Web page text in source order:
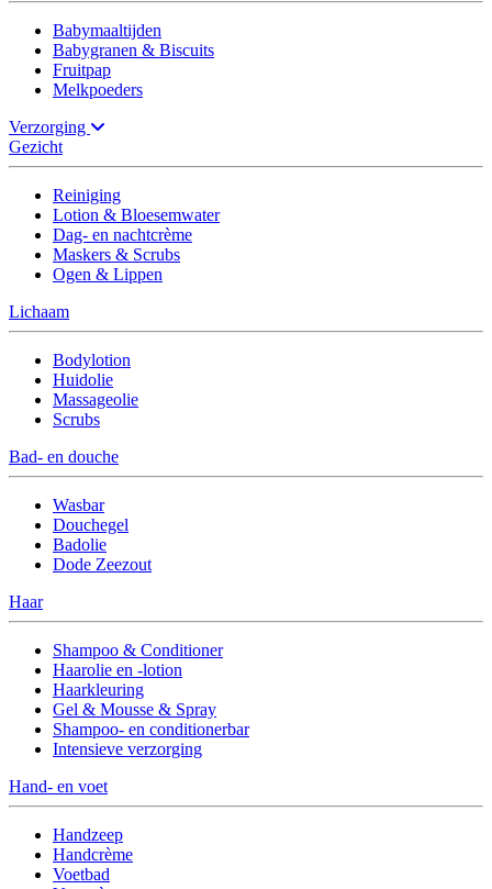
Babymaaltijden
Babygranen & Biscuits
Fruitpap
Melkpoeders
Verzorging
Gezicht
Reiniging
Lotion & Bloesemwater
Dag- en nachtcrème
Maskers & Scrubs
Ogen & Lippen
Lichaam
Bodylotion
Huidolie
Massageolie
Scrubs
Bad- en douche
Wasbar
Douchegel
Badolie
Dode Zeezout
Haar
Shampoo & Conditioner
Haarolie en -lotion
Haarkleuring
Gel & Mousse & Spray
Shampoo- en conditionerbar
Intensieve verzorging
Hand- en voet
Handzeep
Handcrème
Voetbad